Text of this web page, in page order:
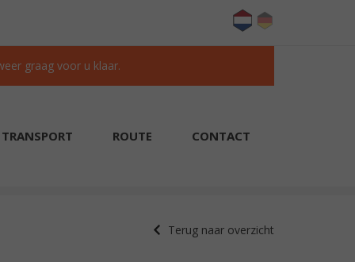
graag voor u klaar.
TRANSPORT ROUTE CONTACT
Terug naar overzicht